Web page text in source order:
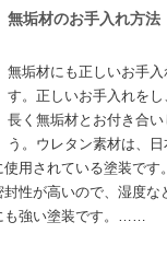
無垢材のお手入れ方法
無垢材にも正しいお手入
す。正しいお手入れを
長く無垢材とお付き合い
う。ウレタン素材は、
用されている塗装です
封性が高いので、湿度な
も強い塗装です。……